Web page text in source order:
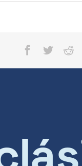
Facebook
Twitter